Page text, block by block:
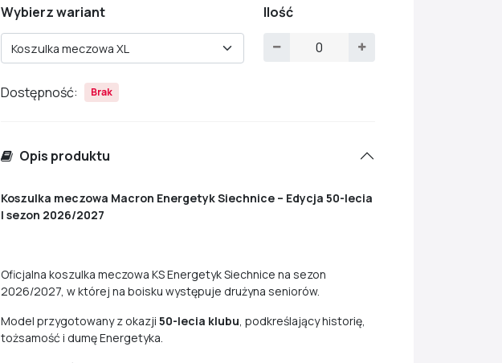
Wybierz wariant
Koszulka meczowa XL
Ilość
Dostępność: Brak
Opis produktu
Koszulka meczowa Macron Energetyk Siechnice – Edycja 50-lecia
| sezon 2026/2027
Oficjalna koszulka meczowa KS Energetyk Siechnice na sezon
2026/2027, w której na boisku występuje drużyna seniorów.
Model przygotowany z okazji 50-lecia klubu, podkreślający historię,
tożsamość i dumę Energetyka.